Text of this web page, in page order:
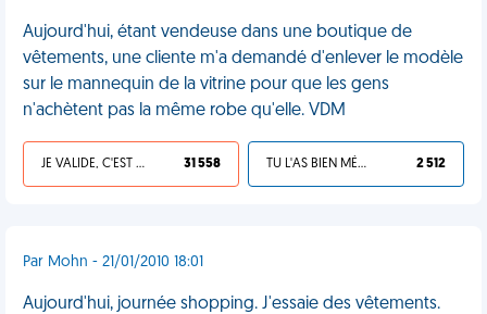
Aujourd'hui, étant vendeuse dans une boutique de
vêtements, une cliente m'a demandé d'enlever le modèle
sur le mannequin de la vitrine pour que les gens
n'achètent pas la même robe qu'elle. VDM
JE VALIDE, C'EST UNE VDM 31 558 TU L'AS BIEN MÉRITÉ 2 512
Par Mohn - 21/01/2010 18:01
Aujourd'hui, journée shopping. J'essaie des vêtements.